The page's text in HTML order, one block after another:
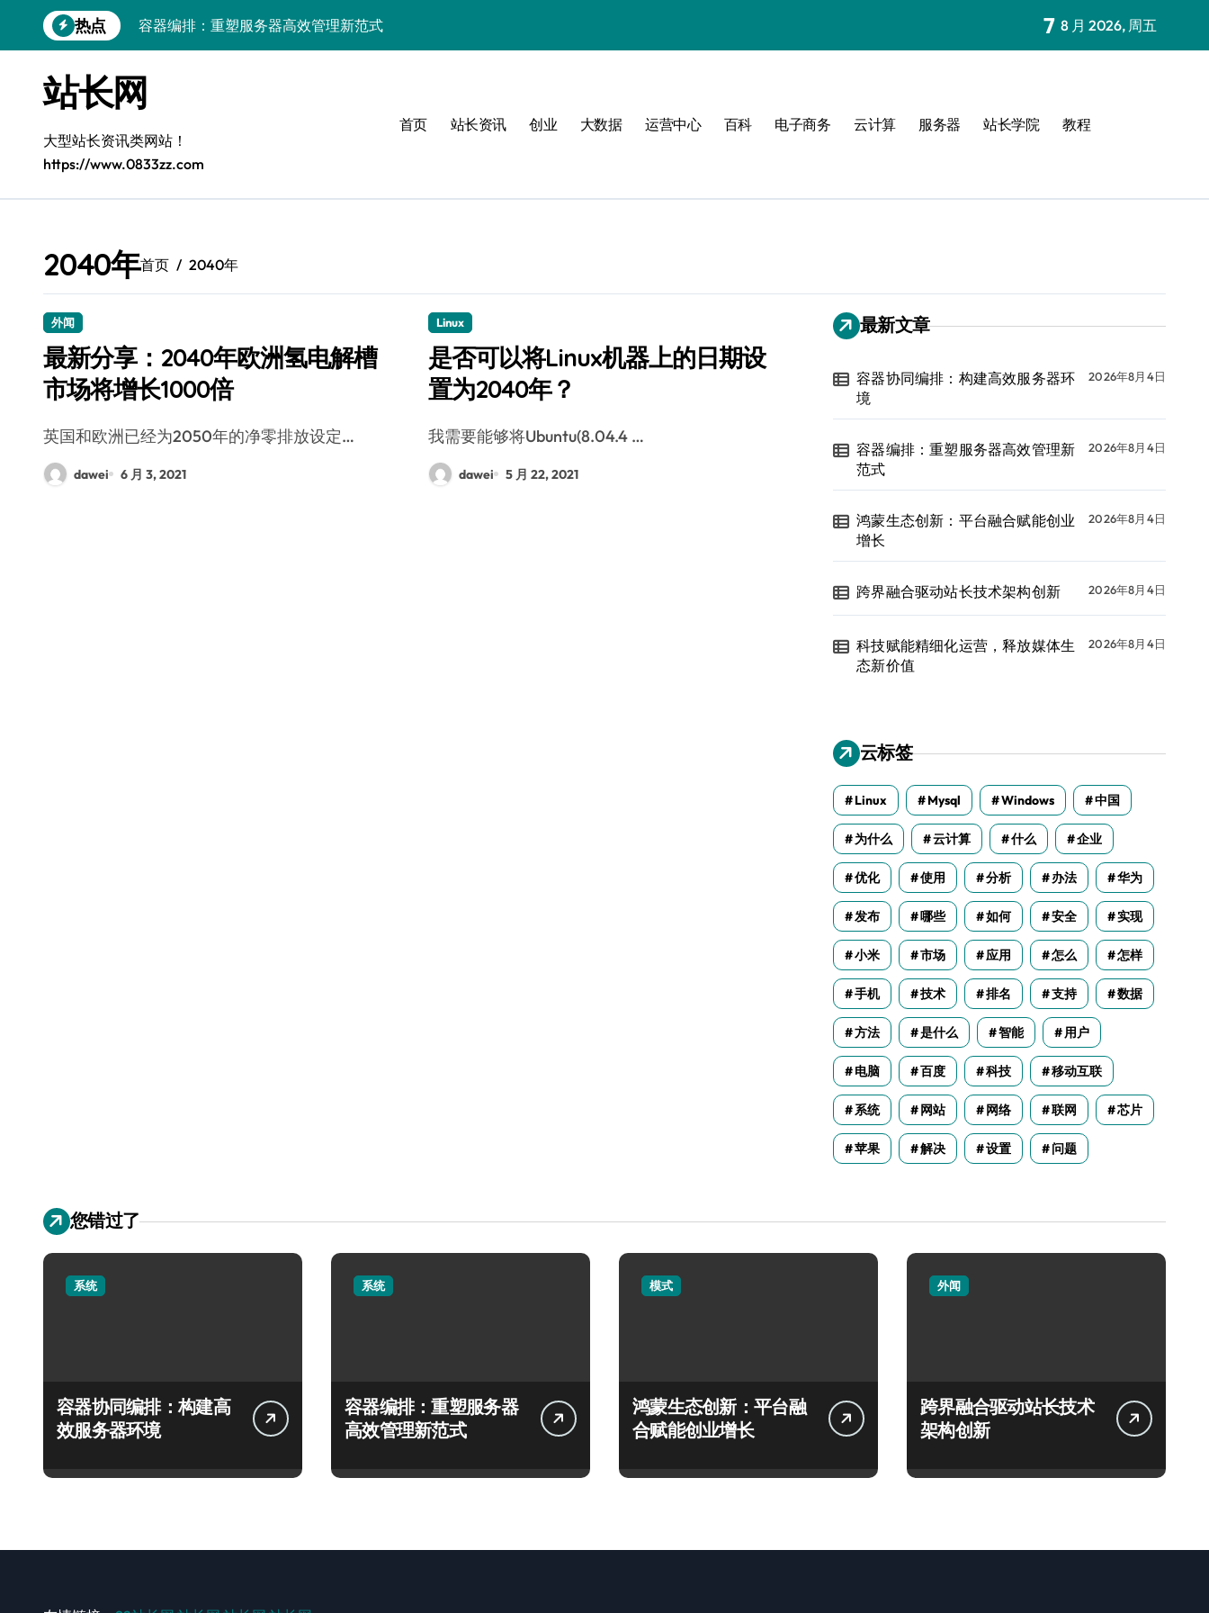
到
热点
容器编排：重塑服务器高效管理新范式
跨界融合驱动站长技术架构创新
科技赋能精细化运营，释放媒体生态新价值
基于容器编排的高可用服务器分类系统构建
平台创业：技术驱动生态闭环构建
量子算法赋能精细化运营，点燃创作者经济新引擎
容器协同编排：构建高效服务器环境
7 8 月 2026, 周五
站长网
大型站长资讯类网站！
https://www.0833zz.com
首页 站长资讯 创业 大数据 运营中心 百科 电子商务 云计算 服务器 站长学院 教程
2040年首页 2040年
外闻
最新分享：2040年欧洲氢电解槽
市场将增长1000倍
英国和欧洲已经为2050年的净零排放设定…
dawei 6 月 3, 2021
Linux
是否可以将Linux机器上的日期设
置为2040年？
我需要能够将Ubuntu(8.04.4 …
dawei 5 月 22, 2021
最新文章
容器协同编排：构建高效服务器环
境
2026年8月4日
容器编排：重塑服务器高效管理新
范式
2026年8月4日
鸿蒙生态创新：平台融合赋能创业
增长
2026年8月4日
跨界融合驱动站长技术架构创新 2026年8月4日
科技赋能精细化运营，释放媒体生
态新价值
2026年8月4日
云标签
Linux Mysql Windows 中国
为什么 云计算 什么 企业
优化 使用 分析 办法 华为
发布 哪些 如何 安全 实现
小米 市场 应用 怎么 怎样
手机 技术 排名 支持 数据
方法 是什么 智能 用户
电脑 百度 科技 移动互联
系统 网站 网络 联网 芯片
苹果 解决 设置 问题
您错过了
系统
容器协同编排：构建高
效服务器环境
系统
容器编排：重塑服务器
高效管理新范式
模式
鸿蒙生态创新：平台融
合赋能创业增长
外闻
跨界融合驱动站长技术
架构创新